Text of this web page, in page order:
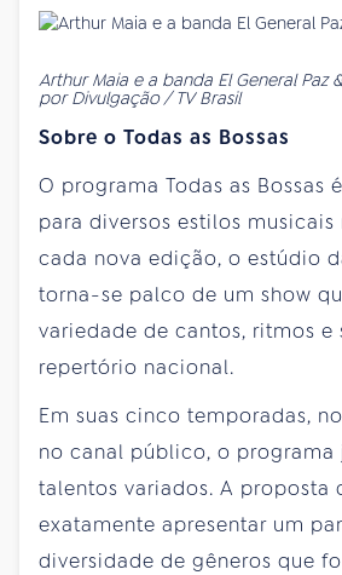
Arthur Maia e a banda El General Paz
por Divulgação / TV Brasil
Sobre o Todas as Bossas
O programa Todas as Bossas
para diversos estilos musicais
cada nova edição, o estúdio
torna-se palco de um show
variedade de cantos, ritmos e
repertório nacional.
Em suas cinco temporadas,
no canal público, o programa
talentos variados. A proposta
exatamente apresentar um
diversidade de gêneros que